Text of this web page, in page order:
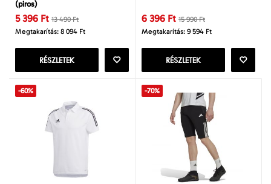
(piros)
5 396 Ft 13 490 Ft
Megtakarítás: 8 094 Ft
RÉSZLETEK
6 396 Ft 15 990 Ft
Megtakarítás: 9 594 Ft
RÉSZLETEK
-60% -70%